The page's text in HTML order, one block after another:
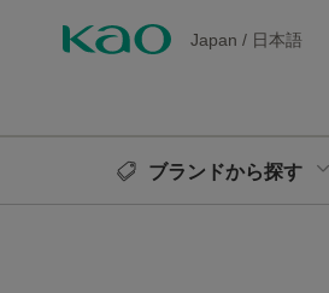
Japan / 日本語
ブランドから探す